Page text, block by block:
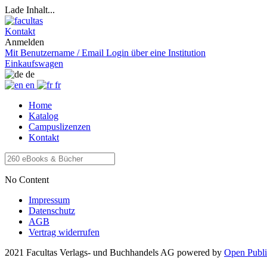
Lade Inhalt...
Kontakt
Anmelden
Mit Benutzername / Email Login über eine Institution
Einkaufswagen
de
en
fr
Home
Katalog
Campuslizenzen
Kontakt
No Content
Impressum
Datenschutz
AGB
Vertrag widerrufen
2021 Facultas Verlags- und Buchhandels AG powered by Open